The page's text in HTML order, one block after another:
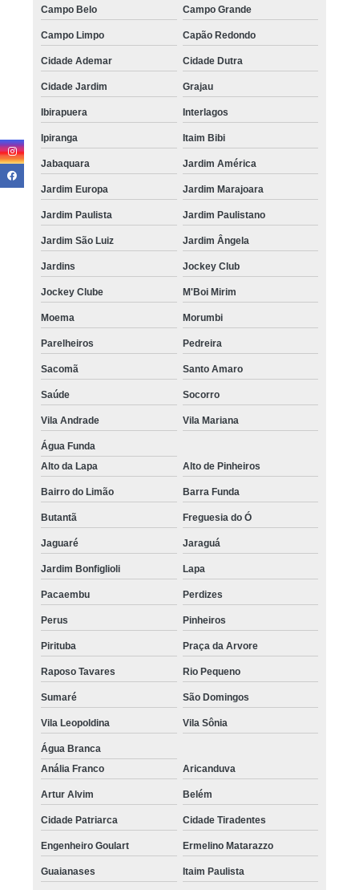
Campo Belo Campo Grande
Campo Limpo Capão Redondo
Cidade Ademar Cidade Dutra
Cidade Jardim Grajau
Ibirapuera Interlagos
Ipiranga Itaim Bibi
Jabaquara Jardim América
Jardim Europa Jardim Marajoara
Jardim Paulista Jardim Paulistano
Jardim São Luiz Jardim Ângela
Jardins Jockey Club
Jockey Clube M'Boi Mirim
Moema Morumbi
Parelheiros Pedreira
Sacomã Santo Amaro
Saúde Socorro
Vila Andrade Vila Mariana
Água Funda
Alto da Lapa
Alto de Pinheiros
Bairro do Limão Barra Funda
Butantã Freguesia do Ó
Jaguaré Jaraguá
Jardim Bonfiglioli Lapa
Pacaembu Perdizes
Perus Pinheiros
Pirituba Praça da Arvore
Raposo Tavares Rio Pequeno
Sumaré São Domingos
Vila Leopoldina Vila Sônia
Água Branca
Anália Franco
Aricanduva
Artur Alvim Belém
Cidade Patriarca Cidade Tiradentes
Engenheiro Goulart Ermelino Matarazzo
Guaianases Itaim Paulista